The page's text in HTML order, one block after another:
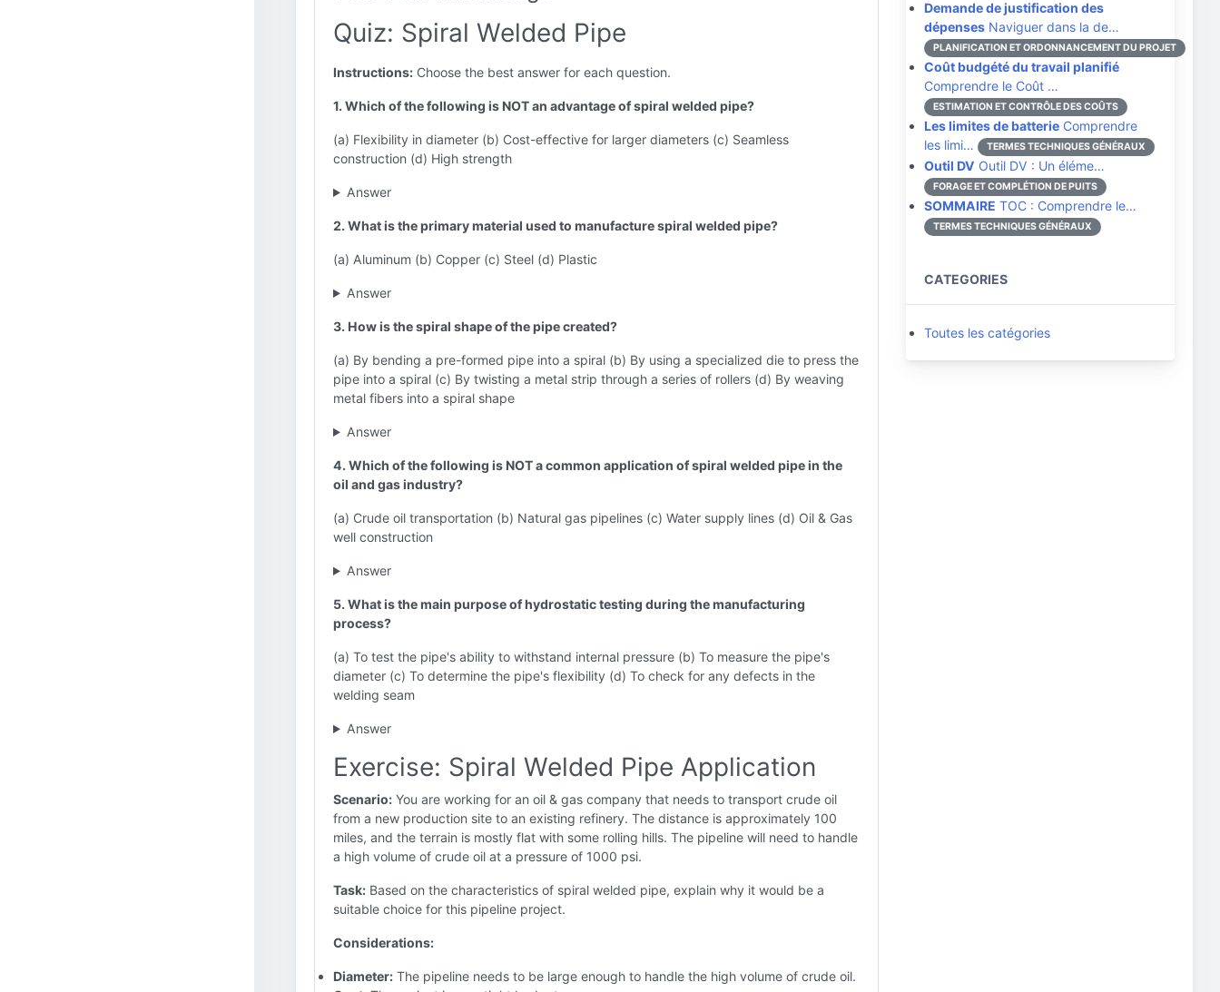
Quiz: Spiral Welded Pipe
Instructions: Choose the best answer for each question.
1. Which of the following is NOT an advantage of spiral welded pipe?
(a) Flexibility in diameter (b) Cost-effective for larger diameters (c) Seamless
construction (d) High strength
Answer
2. What is the primary material used to manufacture spiral welded pipe?
(a) Aluminum (b) Copper (c) Steel (d) Plastic
Answer
3. How is the spiral shape of the pipe created?
(a) By bending a pre-formed pipe into a spiral (b) By using a specialized die to press the
pipe into a spiral (c) By twisting a metal strip through a series of rollers (d) By weaving
metal fibers into a spiral shape
Answer
4. Which of the following is NOT a common application of spiral welded pipe in the
oil and gas industry?
(a) Crude oil transportation (b) Natural gas pipelines (c) Water supply lines (d) Oil & Gas
well construction
Answer
5. What is the main purpose of hydrostatic testing during the manufacturing
process?
(a) To test the pipe's ability to withstand internal pressure (b) To measure the pipe's
diameter (c) To determine the pipe's flexibility (d) To check for any defects in the
welding seam
Answer
Exercise: Spiral Welded Pipe Application
Scenario: You are working for an oil & gas company that needs to transport crude oil
from a new production site to an existing refinery. The distance is approximately 100
miles, and the terrain is mostly flat with some rolling hills. The pipeline will need to handle
a high volume of crude oil at a pressure of 1000 psi.
Task: Based on the characteristics of spiral welded pipe, explain why it would be a
suitable choice for this pipeline project.
Considerations:
Diameter: The pipeline needs to be large enough to handle the high volume of crude oil.
Demande de justification des
dépenses Naviguer dans la de…
PLANIFICATION ET ORDONNANCEMENT DU PROJET
Coût budgété du travail planifié
Comprendre le Coût …
ESTIMATION ET CONTRÔLE DES COÛTS
Les limites de batterie Comprendre
les limi…
TERMES TECHNIQUES GÉNÉRAUX
Outil DV Outil DV : Un éléme…
FORAGE ET COMPLÉTION DE PUITS
SOMMAIRE TOC : Comprendre le…
TERMES TECHNIQUES GÉNÉRAUX
CATEGORIES
Toutes les catégories